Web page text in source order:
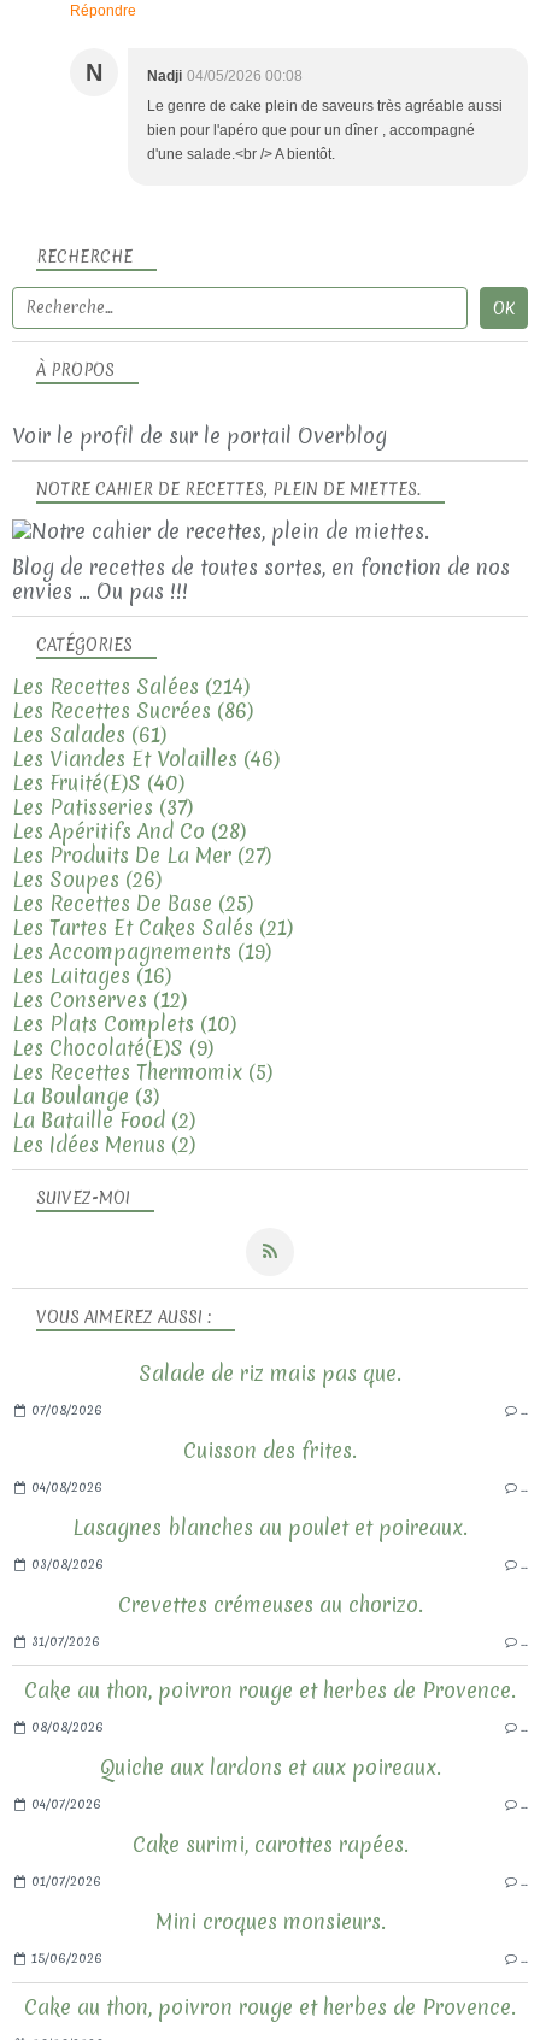
Répondre
N Nadji 04/05/2026 00:08
Le genre de cake plein de saveurs très agréable aussi
bien pour l'apéro que pour un dîner , accompagné
d'une salade.<br /> A bientôt.
SUIVEZ-MOI
RECHERCHE
NOTRE CAHIER DE RECETTES, PLEIN DE MIETTES.
Blog de recettes de toutes sortes, en fonction de nos
envies ... Ou pas !!!
À PROPOS
Voir le profil de sur le portail Overblog
VOUS AIMEREZ AUSSI :
Salade de riz mais pas que.
07/08/2026
Cuisson des frites.
04/08/2026
Lasagnes blanches au poulet et poireaux.
03/08/2026
Crevettes crémeuses au chorizo.
31/07/2026
Cake au thon, poivron rouge et herbes de Provence.
08/08/2026
Quiche aux lardons et aux poireaux.
04/07/2026
Cake surimi, carottes rapées.
01/07/2026
Mini croques monsieurs.
15/06/2026
Cake au thon, poivron rouge et herbes de Provence.
CATÉGORIES
Les Recettes Salées (214)
Les Recettes Sucrées (86)
Les Salades (61)
Les Viandes Et Volailles (46)
Les Fruité(e)s (40)
Les Patisseries (37)
Les Apéritifs And Co (28)
Les Produits De La Mer (27)
Les Soupes (26)
Les Recettes De Base (25)
Les Tartes Et Cakes Salés (21)
Les Accompagnements (19)
Les Laitages (16)
Les Conserves (12)
Les Plats Complets (10)
Les Chocolaté(e)s (9)
Les Recettes Thermomix (5)
La Boulange (3)
La Bataille Food (2)
Les Idées Menus (2)